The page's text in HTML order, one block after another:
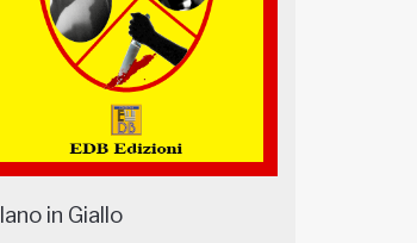
in Giallo